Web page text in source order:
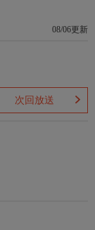
08/06更新
次回放送